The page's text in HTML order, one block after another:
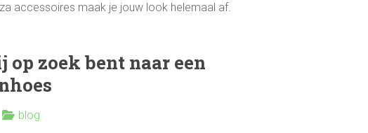
accessoires maak je jouw look helemaal af.
op zoek bent naar een
blog